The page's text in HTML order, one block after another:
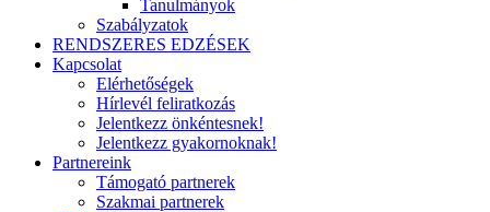
Tanulmányok
Szabályzatok
RENDSZERES EDZÉSEK
Kapcsolat
Elérhetőségek
Hírlevél feliratkozás
Jelentkezz önkéntesnek!
Jelentkezz gyakornoknak!
Partnereink
Támogató partnerek
Szakmai partnerek